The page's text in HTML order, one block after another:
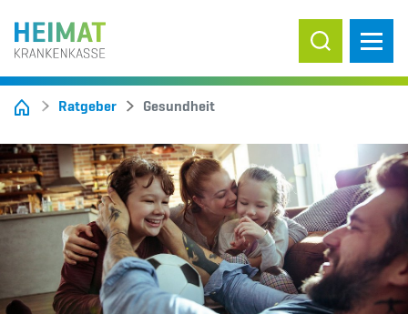
Suche ein-/
Ratgeber Gesundheit